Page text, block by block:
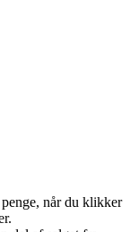
når du klikker